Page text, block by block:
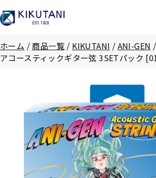
ホーム / 商品一覧 / KIKUTANI / ANI-GEN /
アコースティックギター弦 3SETパック